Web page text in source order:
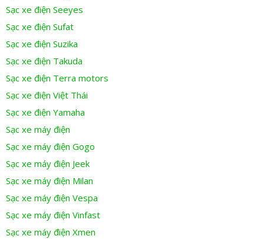
Sạc xe điện Seeyes
Sạc xe điện Sufat
Sạc xe điện Suzika
Sạc xe điện Takuda
Sạc xe điện Terra motors
Sạc xe điện Việt Thái
Sạc xe điện Yamaha
Sạc xe máy điện
Sạc xe máy điện Gogo
Sạc xe máy điện Jeek
Sạc xe máy điện Milan
Sạc xe máy điện Vespa
Sạc xe máy điện Vinfast
Sạc xe máy điện Xmen